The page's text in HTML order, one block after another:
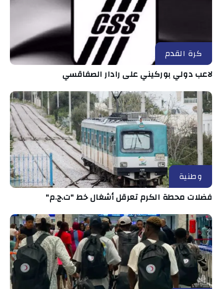
كرة القدم
لاعب دولي بوركيني على رادار الصفاقسي
وطنية
فضلات محطة الكرم تعرقل أشغال خط "ت.ج.م"